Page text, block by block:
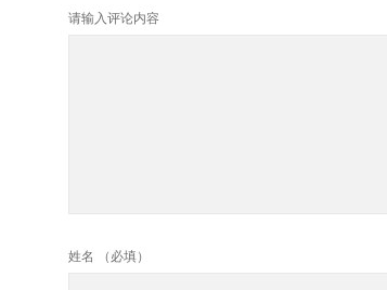
请输入评论内容
姓名 （必填）